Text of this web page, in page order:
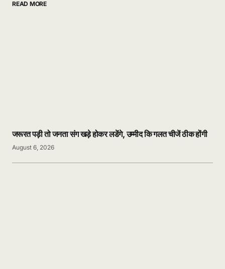
READ MORE
जरूरत पड़ी तो जनता संग खड़े होकर लडेंगे, उम्मीद कि गलत चीजें ठीक होंगी
August 6, 2026